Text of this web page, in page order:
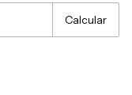
Calcular